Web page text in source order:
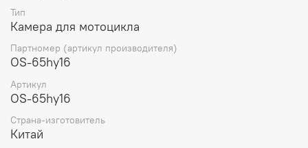
важным компонентом, который помогает поддерживать
безопасность и функциональность шин мотоцикла.
Тип
Камера для мотоцикла
Партномер (артикул производителя)
OS-65hy16
Артикул
OS-65hy16
Страна-изготовитель
Китай